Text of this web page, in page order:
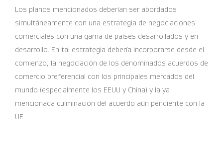
Los planos mencionados deberían ser abordados
simultáneamente con una estrategia de negociaciones
comerciales con una gama de países desarrollados y en
desarrollo. En tal estrategia debería incorporarse desde el
comienzo, la negociación de los denominados acuerdos de
comercio preferencial con los principales mercados del
mundo (especialmente los EEUU y China) y la ya
mencionada culminación del acuerdo aún pendiente con la
UE.